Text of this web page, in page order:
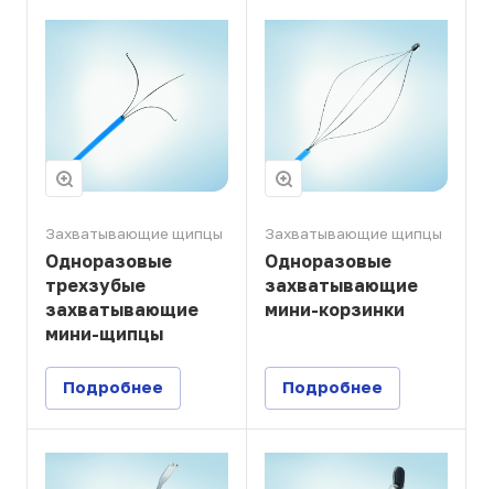
Захватывающие щипцы
Одноразовые
трехзубые
захватывающие
мини-щипцы
Подробнее
Захватывающие щипцы
Одноразовые
захватывающие
мини-корзинки
Подробнее